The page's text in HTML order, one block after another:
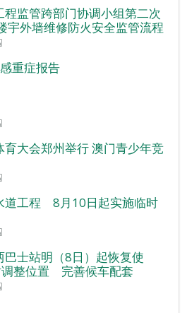
监管跨部门协调小组第二次
宇外墙维修防火安全监管流程
重症报告
大会郑州举行 澳门青少年竞
道工程 8月10日起实施临时
士站明（8日）起恢复使
整位置 完善候车配套